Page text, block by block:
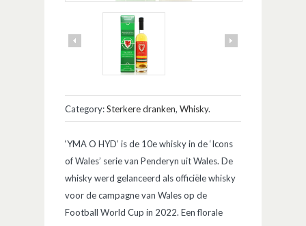
Category:Sterkere dranken, Whisky.
‘YMA O HYD’ is de 10e whisky in de ‘Icons
of Wales’ serie van Penderyn uit Wales. De
whisky werd gelanceerd als officiële whisky
voor de campagne van Wales op de
Football World Cup in 2022. Een florale